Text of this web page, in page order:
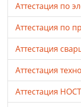
Аттестация по
Аттестация по
Аттестация
Аттестация
Аттестация